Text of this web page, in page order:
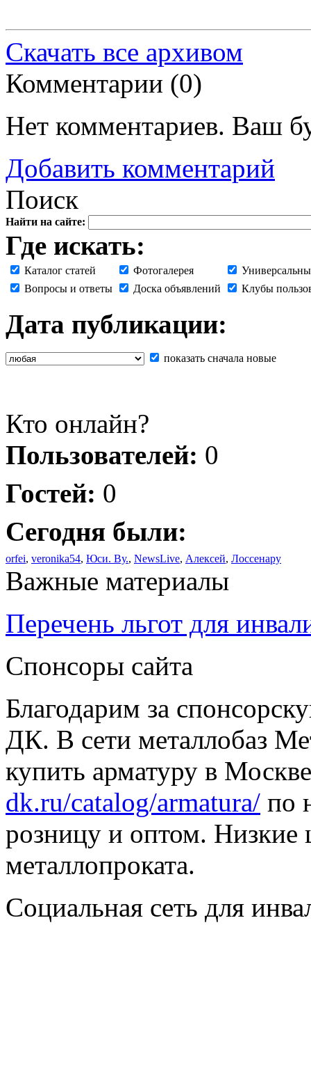
Скачать все архивом
Комментарии (0)
Нет комментариев. Ваш
Добавить комментарий
Поиск
Найти на сайте:
Где искать:
Каталог статей Фотогалерея
Вопросы и ответы
Доска объявлений Клубы
Дата публикации:
показать сначала новые
Кто онлайн?
Пользователей: 0
Гостей: 0
Сегодня были:
orfei, veronika54, Юси. Ву., NewsLive, Алексей, Лоссенару
Важные материалы
Перечень льгот для
Спонсоры сайта
Благодарим за
ДК. В сети металлобаз
купить арматуру в
dk.ru/catalog/armatura/ по
розницу и оптом. Низкие
металлопроката.
Социальная сеть для